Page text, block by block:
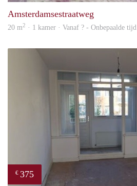
Amsterdamsestraatweg
20 m2 · 1 kamer · Vanaf ? - Onbepaalde tijd
€ 375